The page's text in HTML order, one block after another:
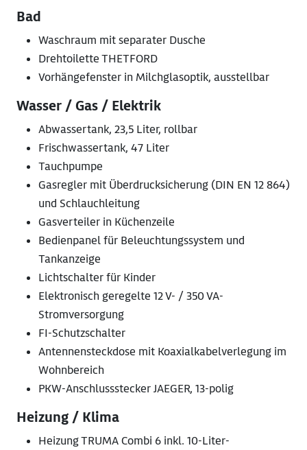
Bad
Waschraum mit separater Dusche
Drehtoilette THETFORD
Vorhängefenster in Milchglasoptik, ausstellbar
Wasser / Gas / Elektrik
Abwassertank, 23,5 Liter, rollbar
Frischwassertank, 47 Liter
Tauchpumpe
Gasregler mit Überdrucksicherung (DIN EN 12 864)
und Schlauchleitung
Gasverteiler in Küchenzeile
Bedienpanel für Beleuchtungssystem und
Tankanzeige
Lichtschalter für Kinder
Elektronisch geregelte 12 V- / 350 VA-
Stromversorgung
FI-Schutzschalter
Antennensteckdose mit Koaxialkabelverlegung im
Wohnbereich
PKW-Anschlussstecker JAEGER, 13-polig
Heizung / Klima
Heizung TRUMA Combi 6 inkl. 10-Liter-